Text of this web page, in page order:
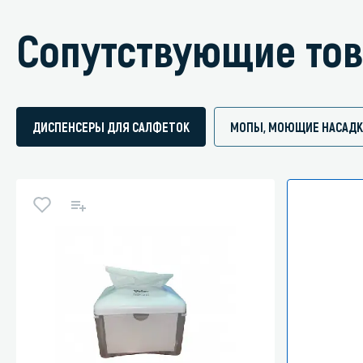
Сопутствующие
ДИСПЕНСЕРЫ ДЛЯ САЛФЕТОК МОПЫ, МОЮЩИЕ